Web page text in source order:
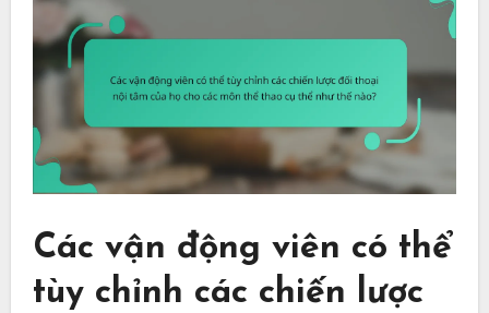
Các vận động viên có thể
tùy chỉnh các chiến lược